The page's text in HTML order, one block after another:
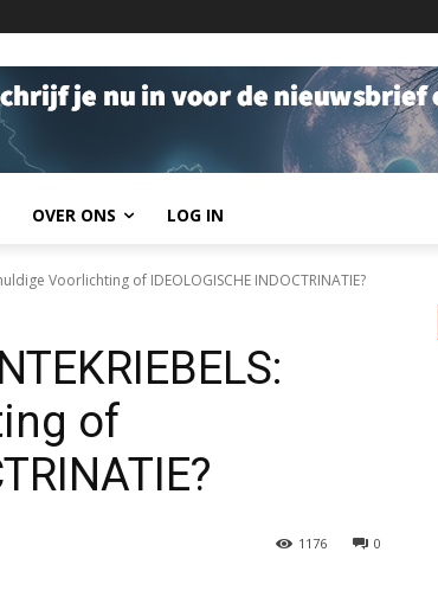
OVER ONS LOG IN
Voorlichting of IDEOLOGISCHE INDOCTRINATIE?
of
0
1176